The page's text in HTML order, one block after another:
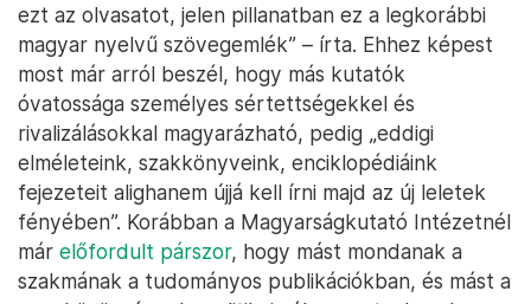
ezt az olvasatot, jelen pillanatban ez a legkorábbi
magyar nyelvű szövegemlék” – írta. Ehhez képest
most már arról beszél, hogy más kutatók
óvatossága személyes sértettségekkel és
rivalizálásokkal magyarázható, pedig „eddigi
elméleteink, szakkönyveink, enciklopédiáink
fejezeteit alighanem újjá kell írni majd az új leletek
fényében”. Korábban a Magyarságkutató Intézetnél
már előfordult párszor, hogy mást mondanak a
szakmának a tudományos publikációkban, és mást a